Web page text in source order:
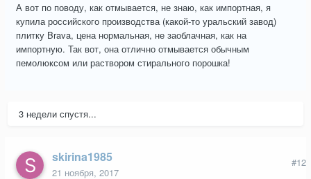
А вот по поводу, как отмывается, не знаю, как импортная, я
купила российского производства (какой-то уральский завод)
плитку Brava, цена нормальная, не заоблачная, как на
импортную. Так вот, она отлично отмывается обычным
пемолюксом или раствором стирального порошка!
3 недели спустя...
skirina1985
21 ноября, 2017
#12